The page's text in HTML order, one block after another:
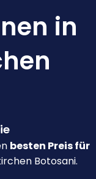
in
besten Preis für
Botosani.